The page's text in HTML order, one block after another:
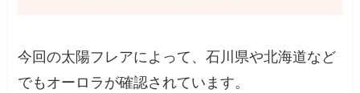
今回の太陽フレアによって、石川県や北海道など
でもオーロラが確認されています。